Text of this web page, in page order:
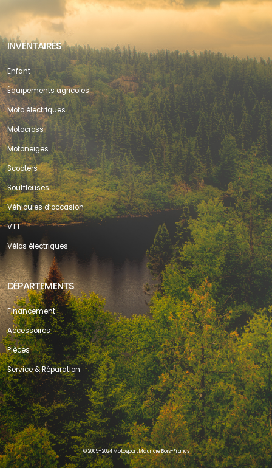
INVENTAIRES
Enfant
Équipements agricoles
Moto électriques
Motocross
Motoneiges
Scooters
Souffleuses
Véhicules d’occasion
VTT
Vélos électriques
DÉPARTEMENTS
Financement
Accessoires
Pièces
Service & Réparation
© 2005–2024 Motosport Mauricie Bois-Francs